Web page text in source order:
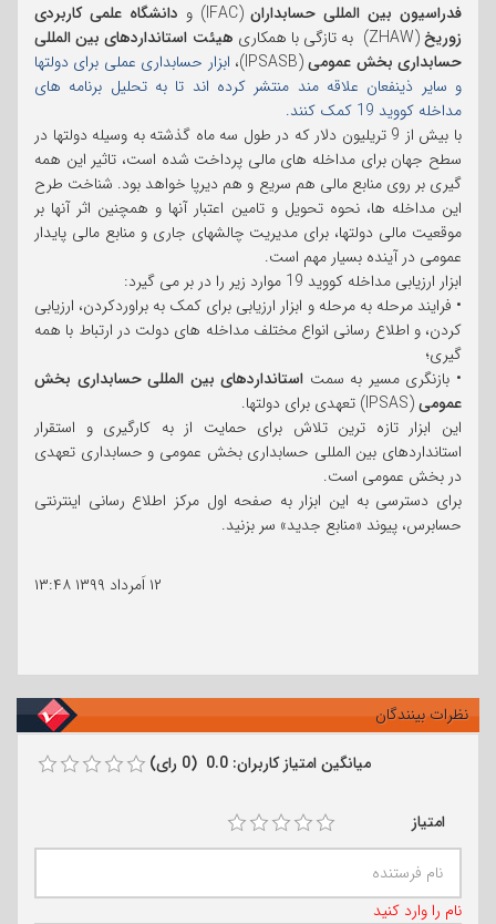
فدراسیون بین المللی حسابداران(IFAC) و
دانشگاه علمی کاربردی
زوریخ(ZHAW) به تازگی با همکاری
هیئت استانداردهای بین المللی
حسابداری بخش عمومی(IPSASB)،
ابزار حسابداری عملی برای دولتها
و سایر ذینفعان علاقه مند منتشر کرده اند تا به تحلیل برنامه های
مداخله کووید 19 کمک کنند.
با بیش از 9 تریلیون دلار که در طول سه ماه گذشته به وسیله دولتها در
سطح جهان برای مداخله های مالی پرداخت شده است، تاثیر این همه
گیری بر روی منابع مالی هم سریع و هم دیرپا خواهد بود. شناخت طرح
این مداخله ها، نحوه تحويل و تامین اعتبار آنها و همچنین اثر آنها بر
موقعیت مالی دولتها، برای مدیریت چالشهای جاری و منابع مالی پایدار
عمومی در آینده بسیار مهم است.
ابزار ارزیابی مداخله کووید 19 موارد زیر را در بر می گیرد:
• فرایند مرحله به مرحله و ابزار ارزیابی برای کمک به براوردکردن، ارزیابی
کردن، و اطلاع رسانی انواع مختلف مداخله های دولت در ارتباط با همه
گیری؛
• بازنگری مسیر به سمت استانداردهای بین المللی حسابداری بخش
عمومی(IPSAS) تعهدی برای دولتها.
این ابزار تازه ترین تلاش برای حمایت از به کارگیری و استقرار
استانداردهای بین المللی حسابداری بخش عمومی و حسابداری تعهدی
در بخش عمومی است.
برای دسترسی به این ابزار به صفحه اول مرکز اطلاع رسانی اینترنتی
حسابرس، پیوند «منابع جدید» سر بزنید.
۱۲ اَمرداد ۱۳۹۹ ۱۳:۴۸
نظرات بینندگان
میانگین امتیاز کاربران: 0.0 (0 رای)
امتیاز
نام را وارد کنید